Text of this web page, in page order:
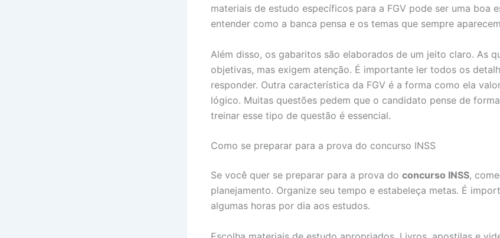
materiais de estudo específicos para a FGV pode ser uma boa
entender como a banca pensa e os temas que sempre
Além disso, os gabaritos são elaborados de um jeito claro. As
objetivas, mas exigem atenção. É importante ler todos os
responder. Outra característica da FGV é a forma como ela
lógico. Muitas questões pedem que o candidato pense de
treinar esse tipo de questão é essencial.
Como se preparar para a prova do concurso INSS
Se você quer se preparar para a prova do concurso INSS,
planejamento. Organize seu tempo e estabeleça metas. É
algumas horas por dia aos estudos.